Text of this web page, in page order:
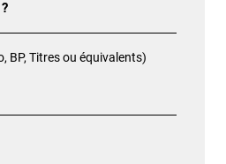
BP, Titres ou équivalents)